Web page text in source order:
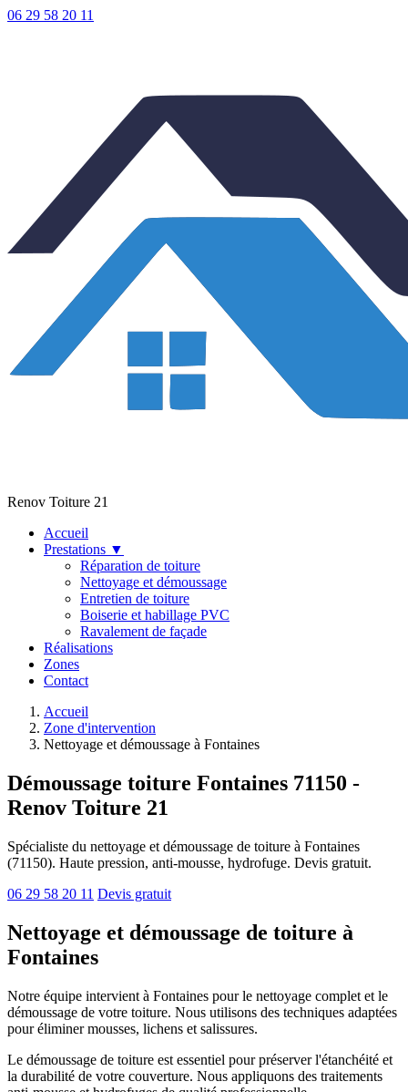
06 29 58 20 11
Renov Toiture 21
Accueil
Prestations ▼
Réparation de toiture
Nettoyage et démoussage
Entretien de toiture
Boiserie et habillage PVC
Ravalement de façade
Réalisations
Zones
Contact
Accueil
Zone d'intervention
Nettoyage et démoussage à Fontaines
Démoussage toiture Fontaines 71150 -
Renov Toiture 21
Spécialiste du nettoyage et démoussage de toiture à Fontaines
(71150). Haute pression, anti-mousse, hydrofuge. Devis gratuit.
06 29 58 20 11 Devis gratuit
Nettoyage et démoussage de toiture à
Fontaines
Notre équipe intervient à Fontaines pour le nettoyage complet et le
démoussage de votre toiture. Nous utilisons des techniques adaptées
pour éliminer mousses, lichens et salissures.
Le démoussage de toiture est essentiel pour préserver l'étanchéité et
la durabilité de votre couverture. Nous appliquons des traitements